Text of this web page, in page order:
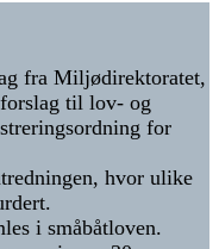
fra Miljødirektoratet,
til lov- og
for
hvor ulike
i småbåtloven.